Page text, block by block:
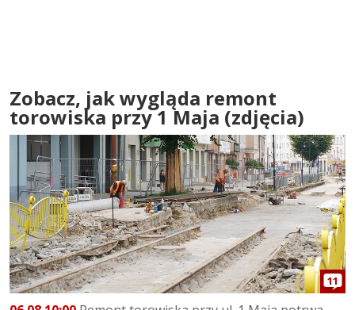
Zobacz, jak wygląda remont
torowiska przy 1 Maja (zdjęcia)
11